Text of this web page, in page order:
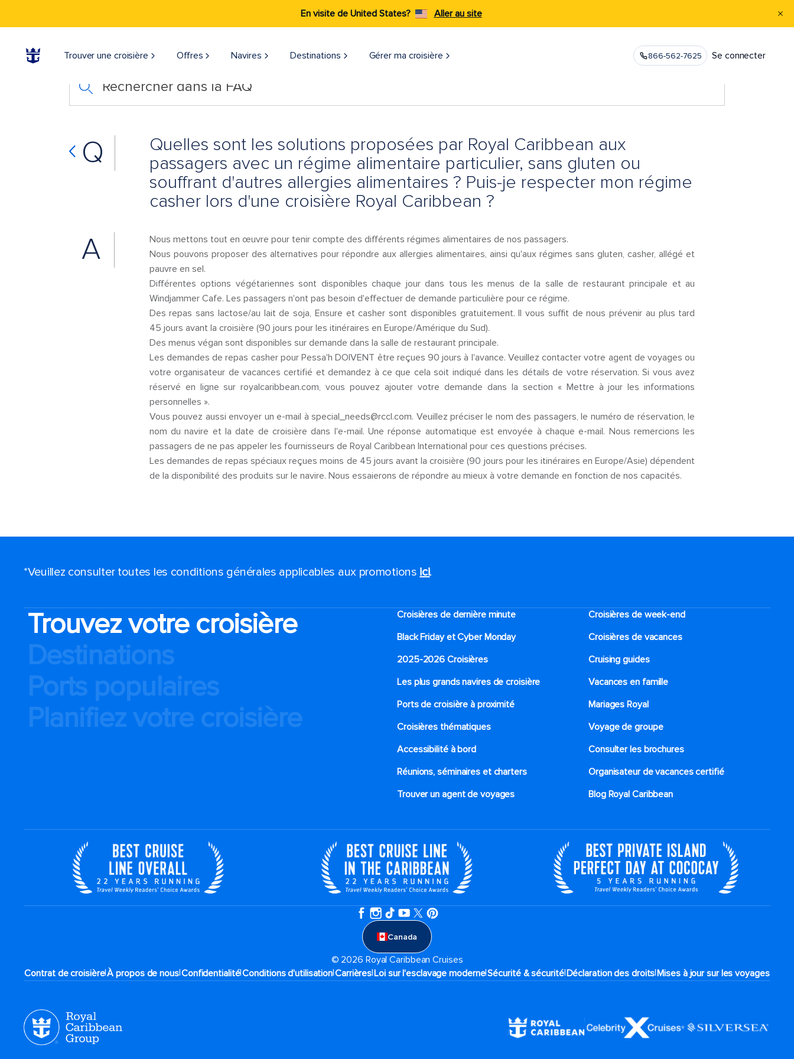
En visite de United States? Aller au site
Trouver une croisière Offres Navires Destinations Gérer ma croisière​ 866-562-7625 Se connecter
Rechercher dans la FAQ
Q
Quelles sont les solutions proposées par Royal Caribbean aux
passagers avec un régime alimentaire particulier, sans gluten ou
souffrant d'autres allergies alimentaires ? Puis-je respecter mon régime
casher lors d'une croisière Royal Caribbean ?
A
Nous mettons tout en œuvre pour tenir compte des différents régimes alimentaires de nos passagers.
Nous pouvons proposer des alternatives pour répondre aux allergies alimentaires, ainsi qu'aux régimes sans gluten, casher, allégé et
pauvre en sel.
Différentes options végétariennes sont disponibles chaque jour dans tous les menus de la salle de restaurant principale et au
Windjammer Cafe. Les passagers n'ont pas besoin d'effectuer de demande particulière pour ce régime.
Des repas sans lactose/au lait de soja, Ensure et casher sont disponibles gratuitement. Il vous suffit de nous prévenir au plus tard
45 jours avant la croisière (90 jours pour les itinéraires en Europe/Amérique du Sud).
Des menus végan sont disponibles sur demande dans la salle de restaurant principale.
Les demandes de repas casher pour Pessa'h DOIVENT être reçues 90 jours à l'avance. Veuillez contacter votre agent de voyages ou
votre organisateur de vacances certifié et demandez à ce que cela soit indiqué dans les détails de votre réservation. Si vous avez
réservé en ligne sur royalcaribbean.com, vous pouvez ajouter votre demande dans la section « Mettre à jour les informations
personnelles ».
Vous pouvez aussi envoyer un e-mail à special_needs@rccl.com. Veuillez préciser le nom des passagers, le numéro de réservation, le
nom du navire et la date de croisière dans l'e-mail. Une réponse automatique est envoyée à chaque e-mail. Nous remercions les
passagers de ne pas appeler les fournisseurs de Royal Caribbean International pour ces questions précises.
Les demandes de repas spéciaux reçues moins de 45 jours avant la croisière (90 jours pour les itinéraires en Europe/Asie) dépendent
de la disponibilité des produits sur le navire. Nous essaierons de répondre au mieux à votre demande en fonction de nos capacités.
*Veuillez consulter toutes les conditions générales applicables aux promotions ici.
Trouvez votre croisière
Destinations
Ports populaires
Planifiez votre croisière
Croisières de dernière minute
Croisières de week-end
Black Friday et Cyber Monday
Croisières de vacances
2025-2026 Croisières
Cruising guides
Les plus grands navires de croisière
Vacances en famille
Ports de croisière à proximité
Mariages Royal
Croisières thématiques
Voyage de groupe​
Accessibilité à bord​
Consulter les brochures
Réunions, séminaires et charters
Organisateur de vacances certifié
Trouver un agent de voyages
Blog Royal Caribbean
Canada
© 2026 Royal Caribbean Cruises
Contrat de croisière|À propos de nous|Confidentialité|Conditions d'utilisation|Carrières|Loi sur l'esclavage moderne|Sécurité & sécurité|Déclaration des droits|Mises à jour sur les voyages